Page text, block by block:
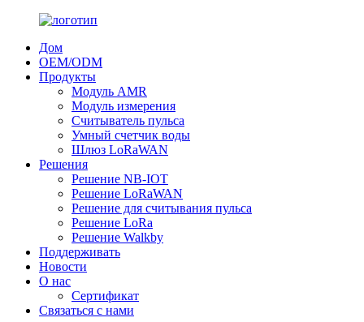
Дом
OEM/ODM
Продукты
Модуль AMR
Модуль измерения
Считыватель пульса
Умный счетчик воды
Шлюз LoRaWAN
Решения
Решение NB-IOT
Решение LoRaWAN
Решение для считывания пульса
Решение LoRa
Решение Walkby
Поддерживать
Новости
О нас
Сертификат
Связаться с нами